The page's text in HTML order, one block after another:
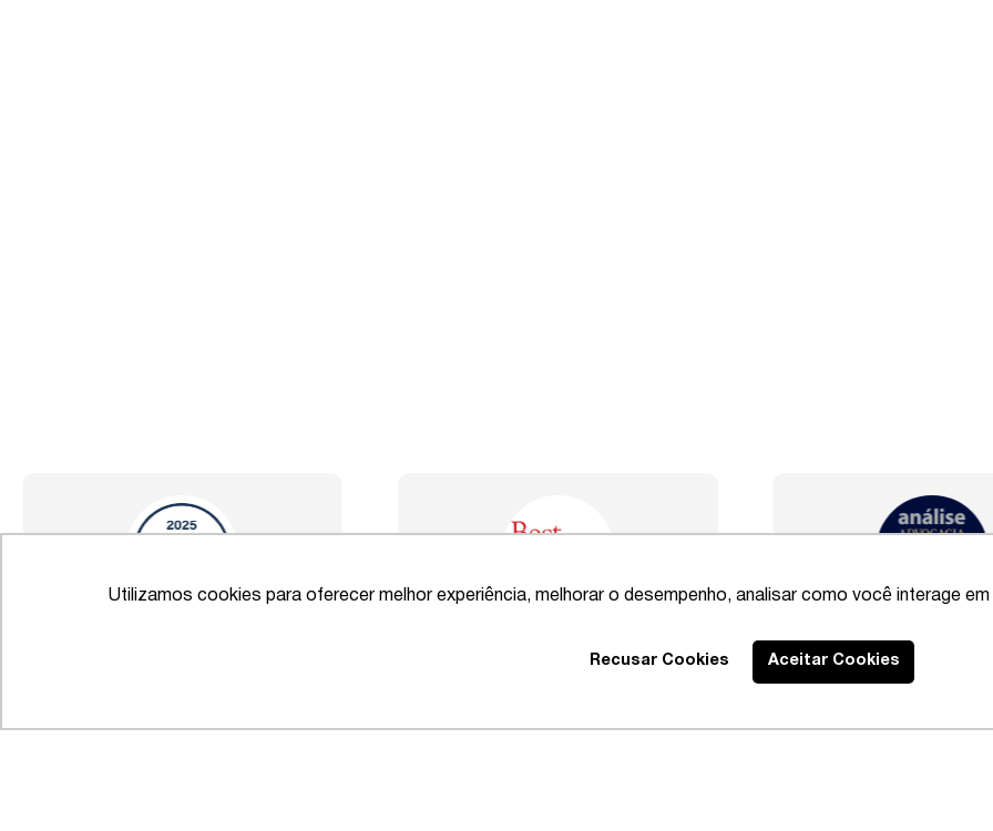
Utilizamos cookies para oferecer melhor experiência, melhorar o desempenho, analisar como você interage
Recusar Cookies Aceitar Cookies
Best Lawyers 2020 – Abrangente